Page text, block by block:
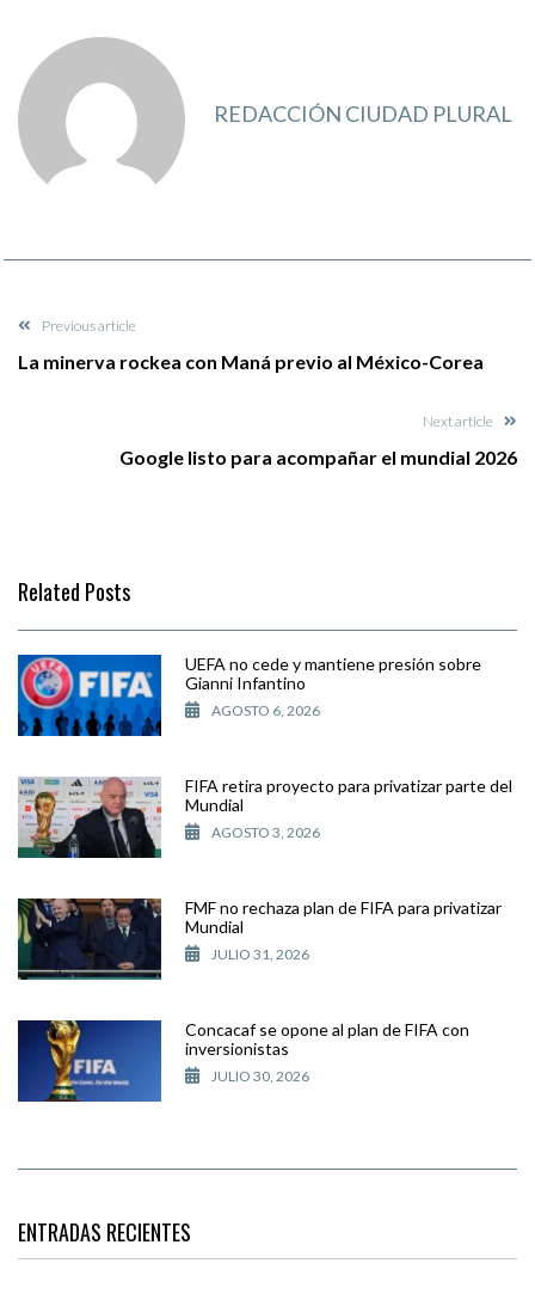
REDACCIÓN CIUDAD PLURAL
Previous article
La minerva rockea con Maná previo al México-Corea
Next article
Google listo para acompañar el mundial 2026
Related Posts
UEFA no cede y mantiene presión sobre
Gianni Infantino
AGOSTO 6, 2026
FIFA retira proyecto para privatizar parte del
Mundial
AGOSTO 3, 2026
FMF no rechaza plan de FIFA para privatizar
Mundial
JULIO 31, 2026
Concacaf se opone al plan de FIFA con
inversionistas
JULIO 30, 2026
ENTRADAS RECIENTES